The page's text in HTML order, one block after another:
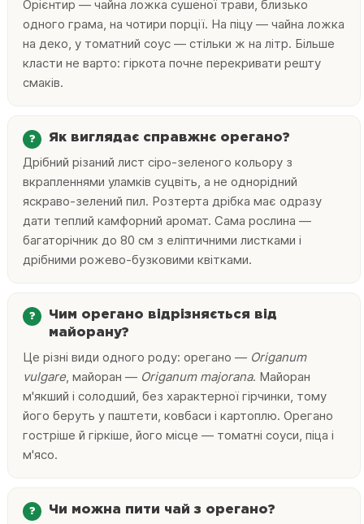
Орієнтир — чайна ложка сушеної трави, близько
одного грама, на чотири порції. На піцу — чайна ложка
на деко, у томатний соус — стільки ж на літр. Більше
класти не варто: гіркота почне перекривати решту
смаків.
Як виглядає справжнє орегано?
Дрібний різаний лист сіро-зеленого кольору з
вкрапленнями уламків суцвіть, а не однорідний
яскраво-зелений пил. Розтерта дрібка має одразу
дати теплий камфорний аромат. Сама рослина —
багаторічник до 80 см з еліптичними листками і
дрібними рожево-бузковими квітками.
Чим орегано відрізняється від
майорану?
Це різні види одного роду: орегано — Origanum
vulgare, майоран — Origanum majorana. Майоран
м'якший і солодший, без характерної гірчинки, тому
його беруть у паштети, ковбаси і картоплю. Орегано
гостріше й гіркіше, його місце — томатні соуси, піца і
м'ясо.
Чи можна пити чай з орегано?